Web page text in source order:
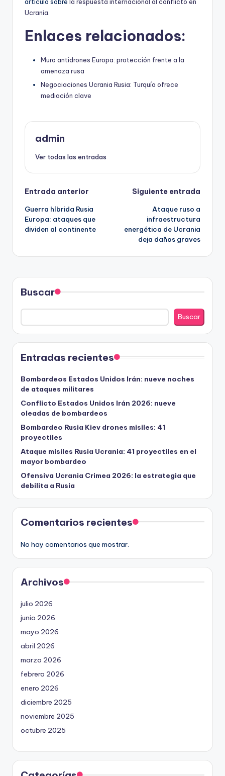
artículo sobre la respuesta internacional al conflicto en
Ucrania.
Enlaces relacionados:
Muro antidrones Europa: protección frente a la
amenaza rusa
Negociaciones Ucrania Rusia: Turquía ofrece
mediación clave
admin
Ver todas las entradas
Navegación
de
entradas
Entrada anterior
Guerra híbrida Rusia
Europa: ataques que
dividen al continente
Siguiente entrada
Ataque ruso a
infraestructura
energética de Ucrania
deja daños graves
Buscar
Buscar
Entradas recientes
Bombardeos Estados Unidos Irán: nueve noches
de ataques militares
Conflicto Estados Unidos Irán 2026: nueve
oleadas de bombardeos
Bombardeo Rusia Kiev drones misiles: 41
proyectiles
Ataque misiles Rusia Ucrania: 41 proyectiles en el
mayor bombardeo
Ofensiva Ucrania Crimea 2026: la estrategia que
debilita a Rusia
Comentarios recientes
No hay comentarios que mostrar.
Archivos
julio 2026
junio 2026
mayo 2026
abril 2026
marzo 2026
febrero 2026
enero 2026
diciembre 2025
noviembre 2025
octubre 2025